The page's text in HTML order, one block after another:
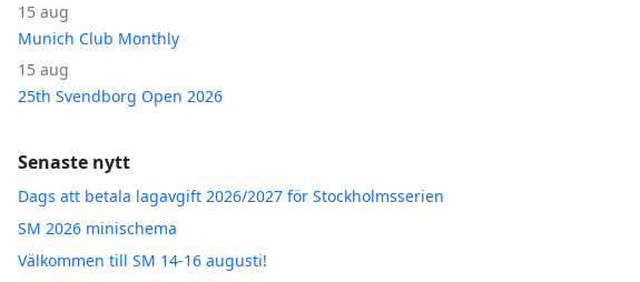
15 aug
Munich Club Monthly
15 aug
25th Svendborg Open 2026
Senaste nytt
Dags att betala lagavgift 2026/2027 för Stockholmsserien
SM 2026 minischema
Välkommen till SM 14-16 augusti!